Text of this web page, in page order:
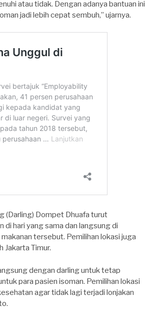
atau tidak. Dengan adanya bantuan ini
jadi lebih cepat sembuh,” ujarnya.
(Darling) Dompet Dhuafa turut
di hari yang sama dan langsung di
tersebut. Pemilihan lokasi juga
Jakarta Timur.
dengan darling untuk tetap
para pasien isoman. Pemilihan lokasi
agar tidak lagi terjadi lonjakan